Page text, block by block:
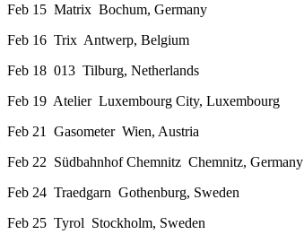
Feb 15 Matrix Bochum, Germany
Feb 16 Trix Antwerp, Belgium
Feb 18 013 Tilburg, Netherlands
Feb 19 Atelier Luxembourg City, Luxembourg
Feb 21 Gasometer Wien, Austria
Feb 22 Südbahnhof Chemnitz Chemnitz, Germany
Feb 24 Traedgarn Gothenburg, Sweden
Feb 25 Tyrol Stockholm, Sweden